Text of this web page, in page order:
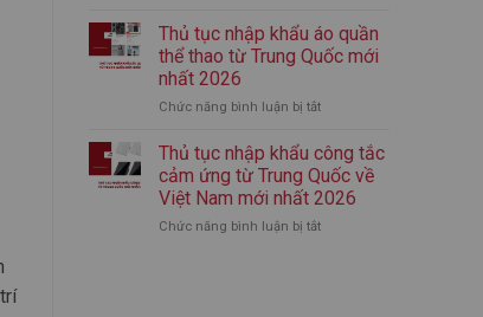
từ
Trung
nhất
dẫn
thủ
khẩu
giữ
nhiệt
chính
ngạch
từ
Thủ tục nhập khẩu áo quần
thể thao từ Trung Quốc mới
nhất 2026
Chức năng bình luận bị tắtở
tục
nhập
khẩu
áo
quần
Thủ tục nhập khẩu công tắc
cảm ứng từ Trung Quốc về
Việt Nam mới nhất 2026
Chức năng bình luận bị tắtở